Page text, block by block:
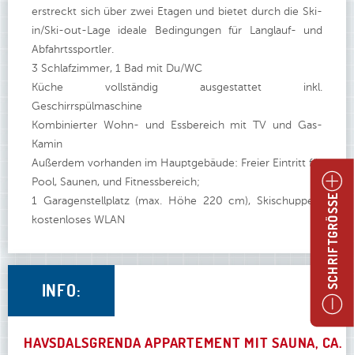
erstreckt sich über zwei Etagen und bietet durch die Ski-
in/Ski-out-Lage ideale Bedingungen für Langlauf- und
Abfahrtssportler.
3 Schlafzimmer, 1 Bad mit Du/WC
Küche vollständig ausgestattet inkl.
Geschirrspülmaschine
Kombinierter Wohn- und Essbereich mit TV und Gas-
Kamin
Außerdem vorhanden im Hauptgebäude: Freier Eintritt für
Pool, Saunen, und Fitnessbereich;
1 Garagenstellplatz (max. Höhe 220 cm), Skischuppen,
kostenloses WLAN
INFO:
HAVSDALSGRENDA APPARTEMENT MIT SAUNA, CA.
SCHRIFTGRÖSSE